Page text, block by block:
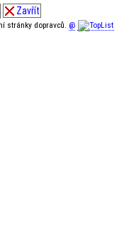
Zavřít
stránky dopravců. @